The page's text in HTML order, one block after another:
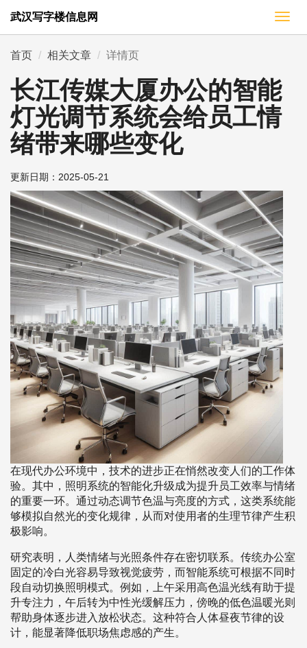
切
换
武汉写字楼信息网
首页 相关文章 详情页
长江传媒大厦办公的智能
灯光调节系统会给员工情
绪带来哪些变化
更新日期： 2025-05-21
在现代办公环境中，技术的进步正在悄然改变人们的工作体
验。其中，照明系统的智能化升级成为提升员工效率与情绪
的重要一环。通过动态调节色温与亮度的方式，这类系统能
够模拟自然光的变化规律，从而对使用者的生理节律产生积
极影响。
研究表明，人类情绪与光照条件存在密切联系。传统办公室
固定的冷白光容易导致视觉疲劳，而智能系统可根据不同时
段自动切换照明模式。例如，上午采用高色温光线有助于提
升专注力，午后转为中性光缓解压力，傍晚的低色温暖光则
帮助身体逐步进入放松状态。这种符合人体昼夜节律的设
计，能显著降低职场焦虑感的产生。